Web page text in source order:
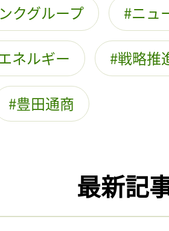
クグループ ニュ
ネルギー 戦略推
豊田通商
最新記